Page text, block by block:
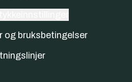
og bruksbetingelser